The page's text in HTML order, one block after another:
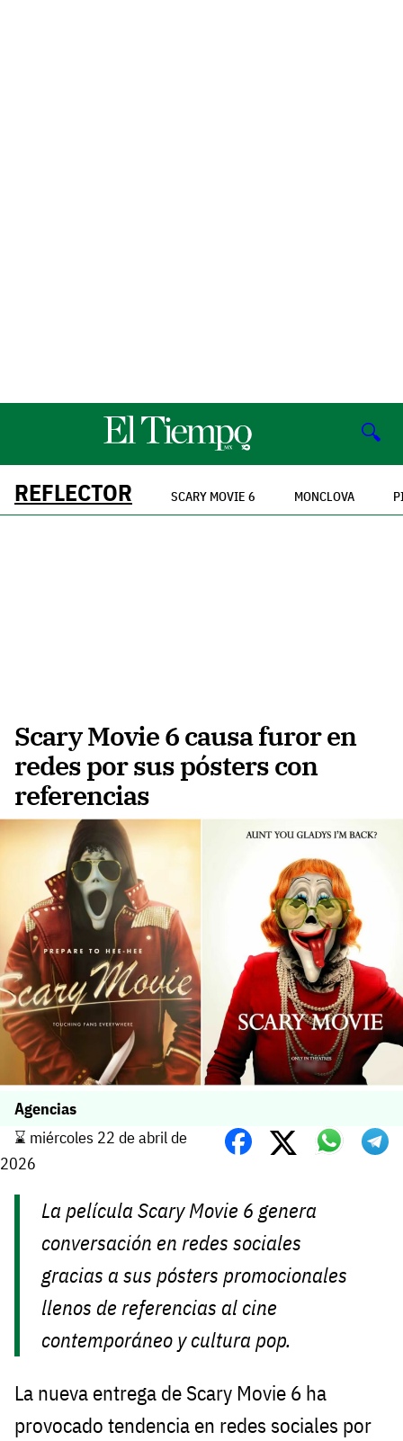
🔍
REFLECTOR SCARY MOVIE 6 MONCLOVA
Scary Movie 6 causa furor en
redes por sus pósters con
referencias
Agencias
⌛️ miércoles 22 de abril de
2026
La película Scary Movie 6 genera
conversación en redes sociales
gracias a sus pósters promocionales
llenos de referencias al cine
contemporáneo y cultura pop.
La nueva entrega de Scary Movie 6 ha
provocado tendencia en redes sociales por